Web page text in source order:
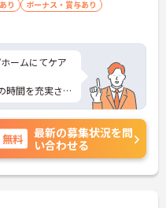
り
ボーナス・賞与あり
ームにてケア
時間を充実さ
ます！育児休
いただけま
トなど、さら
軽にご相談く
無料
最新の募集状況を問
い合わせる